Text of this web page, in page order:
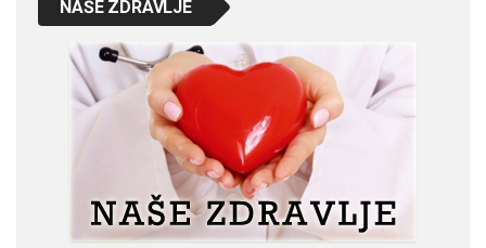
NAŠE ZDRAVLJE